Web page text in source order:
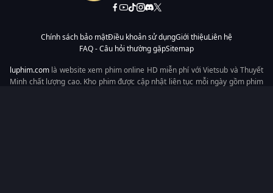
Chính sách bảo mậtĐiều khoản sử dụngGiới thiệuLiên hệ
FAQ - Câu hỏi thường gặpSitemap
luphim.com là website xem phim online HD miễn phí với Vietsub và Thuyết
Minh chất lượng cao. Kho phim được cập nhật liên tục mỗi ngày gồm phim